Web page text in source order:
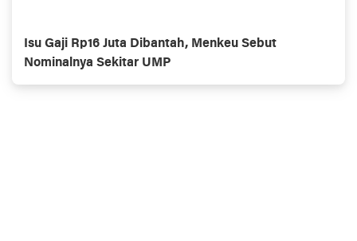
Isu Gaji Rp16 Juta Dibantah, Menkeu Sebut
Nominalnya Sekitar UMP